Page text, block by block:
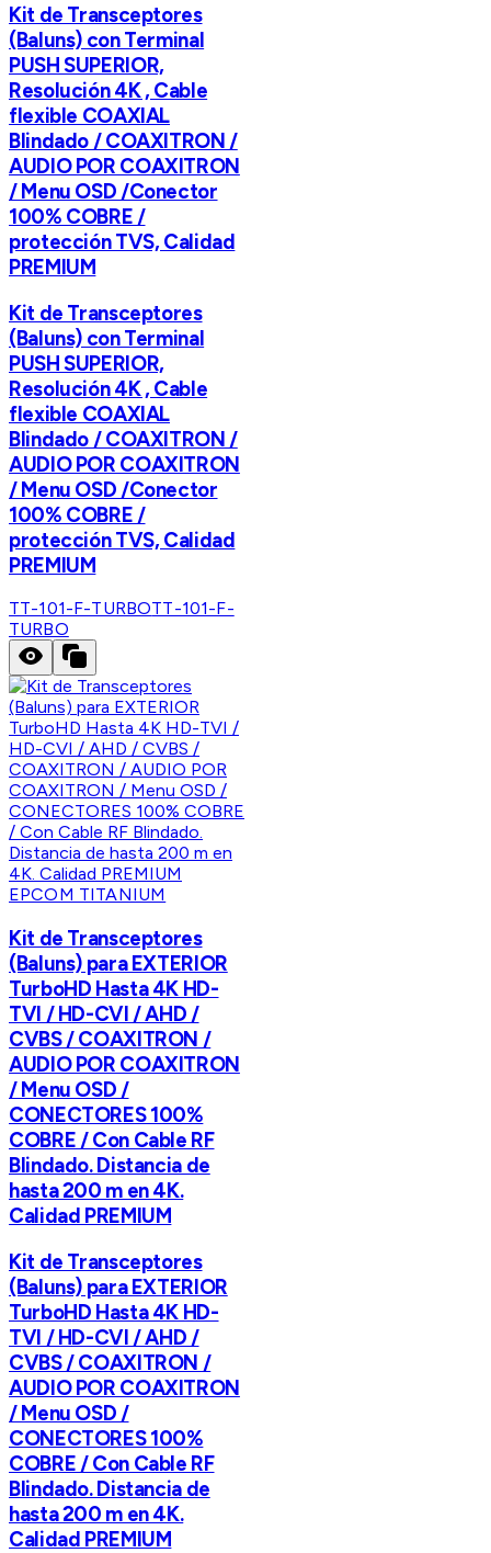
Kit de Transceptores
(Baluns) con Terminal
PUSH SUPERIOR,
Resolución 4K , Cable
flexible COAXIAL
Blindado / COAXITRON /
AUDIO POR COAXITRON
/ Menu OSD /Conector
100% COBRE /
protección TVS, Calidad
PREMIUM
Kit de Transceptores
(Baluns) con Terminal
PUSH SUPERIOR,
Resolución 4K , Cable
flexible COAXIAL
Blindado / COAXITRON /
AUDIO POR COAXITRON
/ Menu OSD /Conector
100% COBRE /
protección TVS, Calidad
PREMIUM
TT-101-F-TURBOTT-101-F-
TURBO
EPCOM TITANIUM
Kit de Transceptores
(Baluns) para EXTERIOR
TurboHD Hasta 4K HD-
TVI / HD-CVI / AHD /
CVBS / COAXITRON /
AUDIO POR COAXITRON
/ Menu OSD /
CONECTORES 100%
COBRE / Con Cable RF
Blindado. Distancia de
hasta 200 m en 4K.
Calidad PREMIUM
Kit de Transceptores
(Baluns) para EXTERIOR
TurboHD Hasta 4K HD-
TVI / HD-CVI / AHD /
CVBS / COAXITRON /
AUDIO POR COAXITRON
/ Menu OSD /
CONECTORES 100%
COBRE / Con Cable RF
Blindado. Distancia de
hasta 200 m en 4K.
Calidad PREMIUM